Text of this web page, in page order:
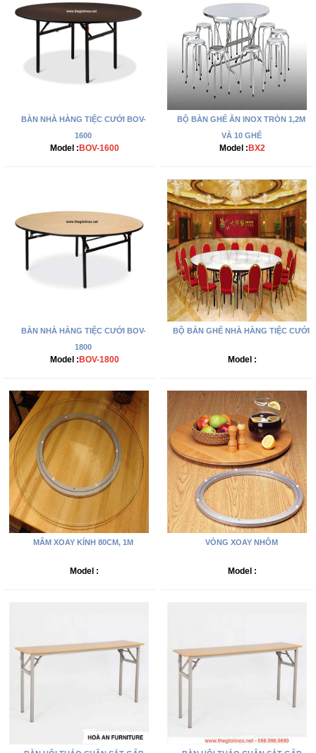
BÀN NHÀ HÀNG TIỆC CƯỚI BOV-
1600
Model : BOV-1600
BỘ BÀN GHẾ ĂN INOX TRÒN 1,2M
VÀ 10 GHẾ
Model : BX2
BÀN NHÀ HÀNG TIỆC CƯỚI BOV-
1800
Model : BOV-1800
BỘ BÀN GHẾ NHÀ HÀNG TIỆC CƯỚI
Model :
MÂM XOAY KÍNH 80CM, 1M
Model :
VÒNG XOAY NHÔM
Model :